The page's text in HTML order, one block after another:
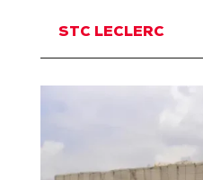
STC LECLERC